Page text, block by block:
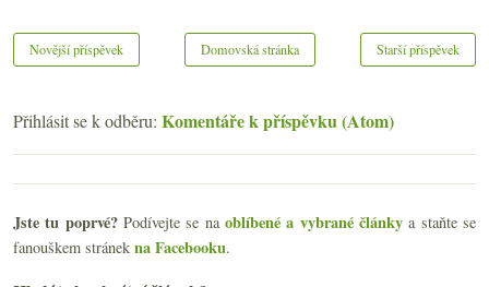
Novější příspěvek Starší příspěvek
Domovská stránka
Přihlásit se k odběru: Komentáře k příspěvku (Atom)
Jste tu poprvé?Podívejte se naoblíbené a vybrané články a staňte se
fanouškem stránek na Facebooku.